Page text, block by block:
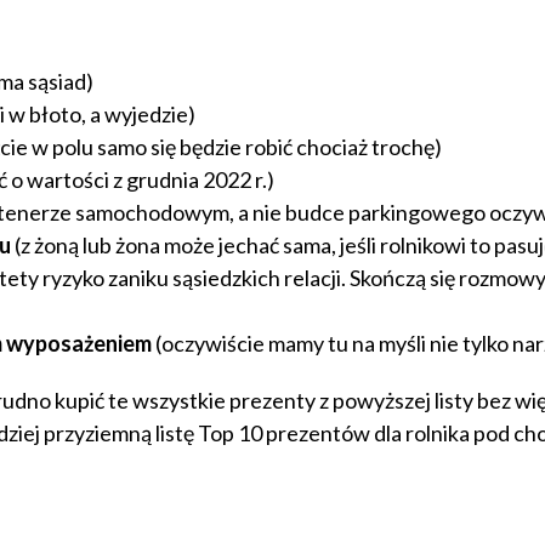
sąsiad)
błoto, a wyjedzie)
w polu samo się będzie robić chociaż trochę)
o wartości z grudnia 2022 r.)
samochodowym, a nie budce parkingowego
(z żoną lub żona może jechać sama, jeśli rolnikowi to
ryzyko zaniku sąsiedzkich relacji. Skończą się
(oczywiście mamy tu na myśli nie tylko
kupić te wszystkie prezenty z powyższej listy bez
przyziemną listę Top 10 prezentów dla rolnika pod